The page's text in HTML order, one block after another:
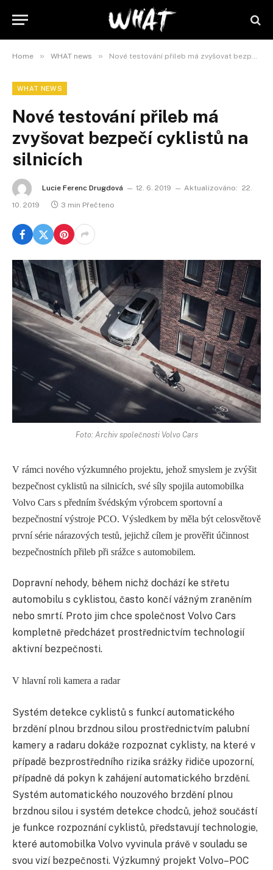
Home » WHAT news » Nové testování přileb má zvyšovat bezpečí cyklistů na silnicích
WHAT NEWS
Nové testování přileb má
zvyšovat bezpečí cyklistů na
silnicích
Lucie Ferenc Drugdová 12. 6. 2019 Aktualizováno: 22.
10. 2019
3 min Přečteno
Foto: Archiv společnosti Volvo Cars
V rámci nového výzkumného projektu, jehož smyslem je zvýšit
bezpečnost cyklistů na silnicích, své síly spojila automobilka
Volvo Cars s předním švédským výrobcem sportovní a
bezpečnostní výstroje PCO. Výsledkem by měla být celosvětově
první série nárazových testů, jejichž cílem je prověřit účinnost
bezpečnostních přileb při srážce s automobilem.
Dopravní nehody, během nichž dochází ke střetu
automobilu s cyklistou, často končí vážným zraněním
nebo smrtí. Proto jim chce společnost Volvo Cars
kompletně předcházet prostřednictvím technologií
aktivní bezpečnosti.
V hlavní roli kamera a radar
Systém detekce cyklistů s funkcí automatického
brzdění plnou brzdnou silou prostřednictvím palubní
kamery a radaru dokáže rozpoznat cyklisty, na které v
případě bezprostředního rizika srážky řidiče upozorní,
případně dá pokyn k zahájení automatického brzdění.
Systém automatického nouzového brzdění plnou
brzdnou silou i systém detekce chodců, jehož součástí
je funkce rozpoznání cyklistů, představují technologie,
které automobilka Volvo vyvinula právě v souladu se
svou vizí bezpečnosti. Výzkumný projekt Volvo–POC